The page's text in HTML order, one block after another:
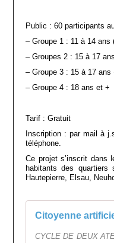
Public : 60 participants
– Groupe 1 : 11 à 14 ans
– Groupes 2 : 15 à 17
– Groupe 3 : 15 à 17 ans
– Groupe 4 : 18 ans et +
Tarif : Gratuit
Inscription : par mail à
téléphone.
Ce projet s’inscrit dans
habitants des quartiers
Hautepierre, Elsau,
Citoyenne
CYCLE DE DEUX